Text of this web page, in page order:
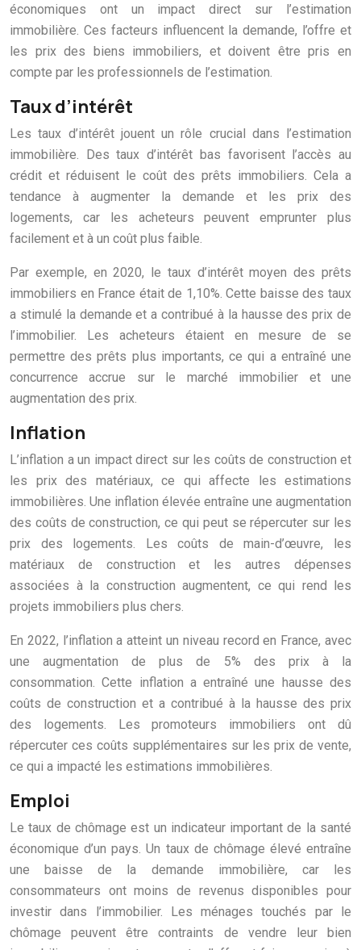
économiques ont un impact direct sur l’estimation
immobilière. Ces facteurs influencent la demande, l’offre et
les prix des biens immobiliers, et doivent être pris en
compte par les professionnels de l’estimation.
Taux d’intérêt
Les taux d’intérêt jouent un rôle crucial dans l’estimation
immobilière. Des taux d’intérêt bas favorisent l’accès au
crédit et réduisent le coût des prêts immobiliers. Cela a
tendance à augmenter la demande et les prix des
logements, car les acheteurs peuvent emprunter plus
facilement et à un coût plus faible.
Par exemple, en 2020, le taux d’intérêt moyen des prêts
immobiliers en France était de 1,10%. Cette baisse des taux
a stimulé la demande et a contribué à la hausse des prix de
l’immobilier. Les acheteurs étaient en mesure de se
permettre des prêts plus importants, ce qui a entraîné une
concurrence accrue sur le marché immobilier et une
augmentation des prix.
Inflation
L’inflation a un impact direct sur les coûts de construction et
les prix des matériaux, ce qui affecte les estimations
immobilières. Une inflation élevée entraîne une augmentation
des coûts de construction, ce qui peut se répercuter sur les
prix des logements. Les coûts de main-d’œuvre, les
matériaux de construction et les autres dépenses
associées à la construction augmentent, ce qui rend les
projets immobiliers plus chers.
En 2022, l’inflation a atteint un niveau record en France, avec
une augmentation de plus de 5% des prix à la
consommation. Cette inflation a entraîné une hausse des
coûts de construction et a contribué à la hausse des prix
des logements. Les promoteurs immobiliers ont dû
répercuter ces coûts supplémentaires sur les prix de vente,
ce qui a impacté les estimations immobilières.
Emploi
Le taux de chômage est un indicateur important de la santé
économique d’un pays. Un taux de chômage élevé entraîne
une baisse de la demande immobilière, car les
consommateurs ont moins de revenus disponibles pour
investir dans l’immobilier. Les ménages touchés par le
chômage peuvent être contraints de vendre leur bien